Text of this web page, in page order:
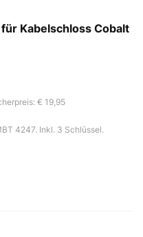
Kabelschloss Cobalt
€ 19,95
4247. Inkl. 3 Schlüssel.